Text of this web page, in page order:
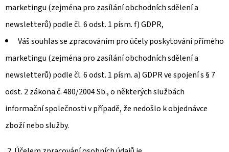
marketingu (zejména pro zasílání obchodních sdělení a
newsletterů) podle čl. 6 odst. 1 písm. f) GDPR,
Váš souhlas se zpracováním pro účely poskytování přímého
marketingu (zejména pro zasílání obchodních sdělení a
newsletterů) podle čl. 6 odst. 1 písm. a) GDPR ve spojení s § 7
odst. 2 zákona č. 480/2004 Sb., o některých službách
informační společnosti v případě, že nedošlo k objednávce
zboží nebo služby.